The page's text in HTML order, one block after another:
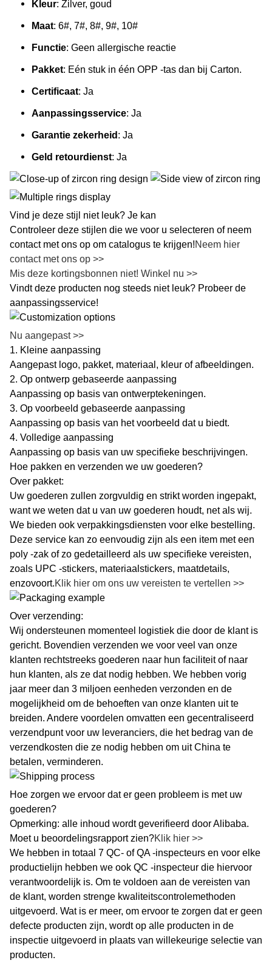
Kleur: Zilver, goud
Maat: 6#, 7#, 8#, 9#, 10#
Functie: Geen allergische reactie
Pakket: Eén stuk in één OPP -tas dan bij Carton.
Certificaat: Ja
Aanpassingsservice: Ja
Garantie zekerheid: Ja
Geld retourdienst: Ja
Vind je deze stijl niet leuk? Je kan
Controleer deze stijlen die we voor u selecteren of neem
contact met ons op om catalogus te krijgen!Neem hier
contact met ons op >>
Mis deze kortingsbonnen niet! Winkel nu >>
Vindt deze producten nog steeds niet leuk? Probeer de
aanpassingsservice!
Nu aangepast >>
1. Kleine aanpassing
Aangepast logo, pakket, materiaal, kleur of afbeeldingen.
2. Op ontwerp gebaseerde aanpassing
Aanpassing op basis van ontwerptekeningen.
3. Op voorbeeld gebaseerde aanpassing
Aanpassing op basis van het voorbeeld dat u biedt.
4. Volledige aanpassing
Aanpassing op basis van uw specifieke beschrijvingen.
Hoe pakken en verzenden we uw goederen?
Over pakket:
Uw goederen zullen zorgvuldig en strikt worden ingepakt,
want we weten dat u van uw goederen houdt, net als wij.
We bieden ook verpakkingsdiensten voor elke bestelling.
Deze service kan zo eenvoudig zijn als een item met een
poly -zak of zo gedetailleerd als uw specifieke vereisten,
zoals UPC -stickers, materiaalstickers, maatdetails,
enzovoort.Klik hier om ons uw vereisten te vertellen >>
Over verzending:
Wij ondersteunen momenteel logistiek die door de klant is
gericht. Bovendien verzenden we voor veel van onze
klanten rechtstreeks goederen naar hun faciliteit of naar
hun klanten, als ze dat nodig hebben. We hebben vorig
jaar meer dan 3 miljoen eenheden verzonden en de
mogelijkheid om de behoeften van onze klanten uit te
breiden. Andere voordelen omvatten een gecentraliseerd
verzendpunt voor uw leveranciers, die het bedrag van de
verzendkosten die ze nodig hebben om uit China te
betalen, verminderen.
Hoe zorgen we ervoor dat er geen probleem is met uw
goederen?
Opmerking: alle inhoud wordt geverifieerd door Alibaba.
Moet u beoordelingsrapport zien?Klik hier >>
We hebben in totaal 7 QC- of QA -inspecteurs en voor elke
productielijn hebben we ook QC -inspecteur die hiervoor
verantwoordelijk is. Om te voldoen aan de vereisten van
de klant, worden strenge kwaliteitscontrolemethoden
uitgevoerd. Wat is er meer, om ervoor te zorgen dat er geen
defecte producten zijn, wordt op alle producten in de
inspectie uitgevoerd in plaats van willekeurige selectie van
producten.